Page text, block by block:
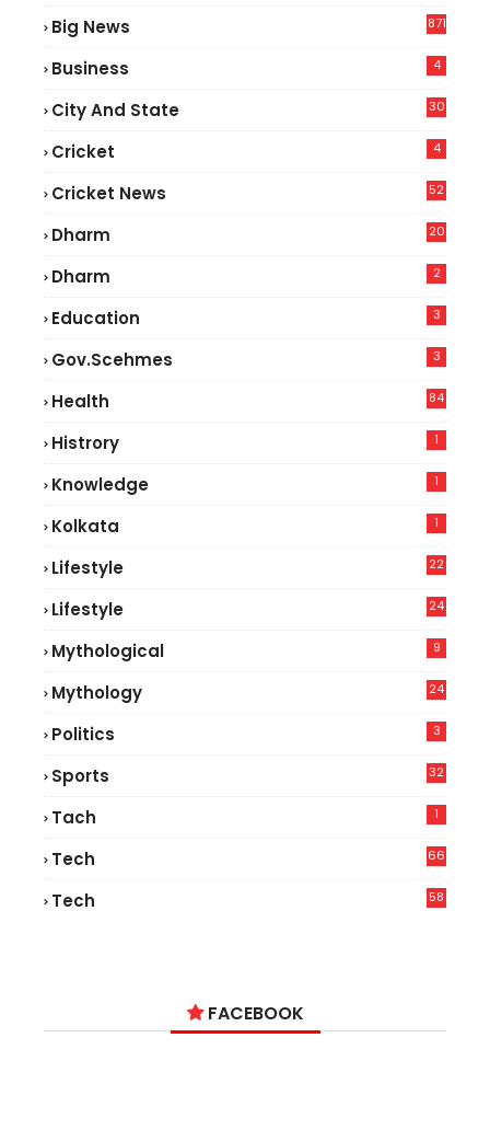
Big News 871
Business 4
City And State 30
Cricket 4
Cricket News
52
Dharm 20
Dharm 2
Education 3
Gov.scehmes 3
Health
84
Histrory 1
Knowledge 1
Kolkata 1
Lifestyle
22
Lifestyle
24
Mythological 9
Mythology 24
Politics 3
Sports 32
Tach 1
Tech
66
Tech
58
FACEBOOK